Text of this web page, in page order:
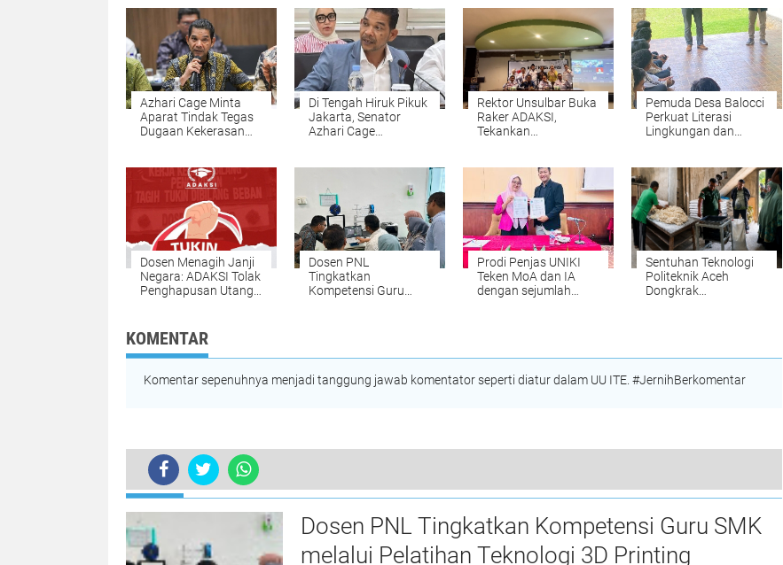
Azhari Cage Minta
Aparat Tindak Tegas
Dugaan Kekerasan
Di Tengah Hiruk Pikuk
Jakarta, Senator
Azhari Cage
Rektor Unsulbar Buka
Raker ADAKSI,
Tekankan
Pemuda Desa Balocci
Perkuat Literasi
Lingkungan dan
Dosen Menagih Janji
Negara: ADAKSI Tolak
Penghapusan Utang
Dosen PNL
Tingkatkan
Kompetensi Guru
Prodi Penjas UNIKI
Teken MoA dan IA
dengan sejumlah
Sentuhan Teknologi
Politeknik Aceh
Dongkrak
KOMENTAR
Komentar sepenuhnya menjadi tanggung jawab komentator seperti diatur dalam UU ITE. #JernihBerkomentar
KPIPA Kecam Serangan Tentara Zionis terhadap Jamaah Itikaf Masjid Al Aqsha
TERKINI
Dosen PNL Tingkatkan Kompetensi Guru SMK
melalui Pelatihan Teknologi 3D Printing